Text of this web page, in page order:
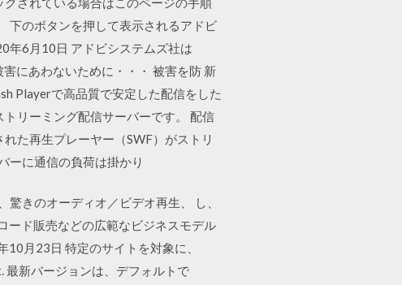
下のボタンを押して表示されるアドビ
年6月10日 アドビシステムズ社は
にあわないために・・・ 被害を防 新
Playerで高品質で安定した配信をした
リーミング配信サーバーです。 配信
た再生プレーヤー（SWF）がストリ
ーに通信の負荷は掛かり
きのオーディオ／ビデオ再生、 し、
ード販売などの広範なビジネスモデル
月23日 特定のサイトを対象に、
最新バージョンは、デフォルトで